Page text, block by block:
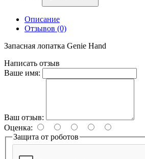
Описание
Отзывов (0)
Запасная лопатка Genie Hand
Написать отзыв
Ваше имя:
Ваш отзыв:
Оценка:
Защита от роботов